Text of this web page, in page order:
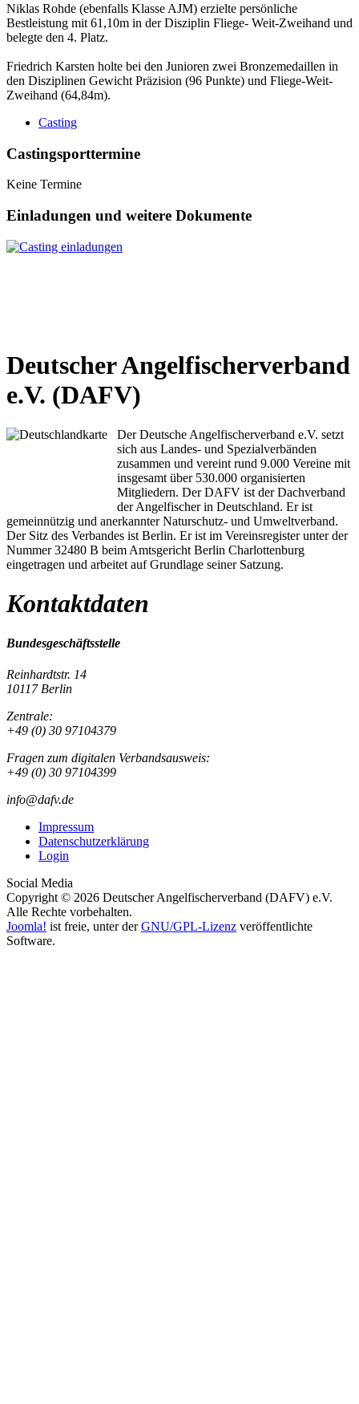
Niklas Rohde (ebenfalls Klasse AJM) erzielte persönliche
Bestleistung mit 61,10m in der Disziplin Fliege- Weit-Zweihand und
belegte den 4. Platz.
Friedrich Karsten holte bei den Junioren zwei Bronzemedaillen in
den Disziplinen Gewicht Präzision (96 Punkte) und Fliege-Weit-
Zweihand (64,84m).
Casting
Castingsporttermine
Keine Termine
Einladungen und weitere Dokumente
Deutscher Angelfischerverband
e.V. (DAFV)
Der Deutsche Angelfischerverband e.V. setzt
sich aus Landes- und Spezialverbänden
zusammen und vereint rund 9.000 Vereine mit
insgesamt über 530.000 organisierten
Mitgliedern. Der DAFV ist der Dachverband
der Angelfischer in Deutschland. Er ist
gemeinnützig und anerkannter Naturschutz- und Umweltverband.
Der Sitz des Verbandes ist Berlin. Er ist im Vereinsregister unter der
Nummer 32480 B beim Amtsgericht Berlin Charlottenburg
eingetragen und arbeitet auf Grundlage seiner Satzung.
Kontaktdaten
Bundesgeschäftsstelle
Reinhardtstr. 14
10117 Berlin
Zentrale:
+49 (0) 30 97104379
Fragen zum digitalen Verbandsausweis:
+49 (0) 30 97104399
info@dafv.de
Impressum
Datenschutzerklärung
Login
Social Media
Copyright © 2026 Deutscher Angelfischerverband (DAFV) e.V.
Alle Rechte vorbehalten.
Joomla! ist freie, unter derGNU/GPL-Lizenz veröffentlichte
Software.